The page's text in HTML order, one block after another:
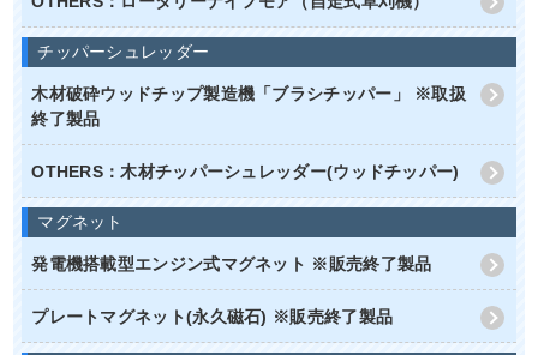
チッパーシュレッダー
木材破砕ウッドチップ製造機「ブラシチッパー」 ※取扱
終了製品
OTHERS：木材チッパーシュレッダー(ウッドチッパー)
マグネット
発電機搭載型エンジン式マグネット ※販売終了製品
プレートマグネット(永久磁石) ※販売終了製品